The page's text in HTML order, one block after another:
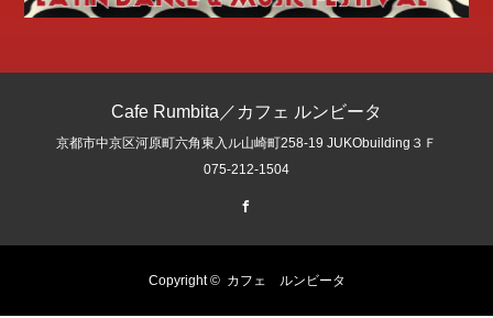
Cafe Rumbita／カフェ ルンビータ
京都市中京区河原町六角東入ル山崎町258-19 JUKObuilding３Ｆ
075-212-1504
Copyright © カフェ ルンビータ